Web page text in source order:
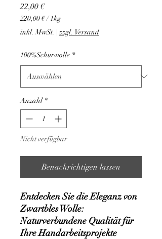
22,00 €Preis
220,00 €/1kg
220,00 €
pro
Kilogramm
inkl. MwSt. | zzgl. Versand
100%Schurwolle *
Anzahl *
Nicht verfügbar
Benachrichtigen lassen
Entdecken Sie die Eleganz von
Zwartbles Wolle:
Naturverbundene Qualität für
Ihre Handarbeitsprojekte